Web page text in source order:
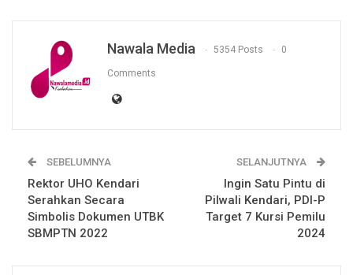
Nawala Media 5354 Posts 0
Comments
SEBELUMNYA
Rektor UHO Kendari
Serahkan Secara
Simbolis Dokumen UTBK
SBMPTN 2022
SELANJUTNYA
Ingin Satu Pintu di
Pilwali Kendari, PDI-P
Target 7 Kursi Pemilu
2024